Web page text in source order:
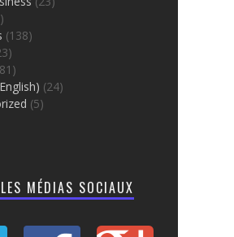
(138)
(24)
(5)
MÉDIAS SOCIAUX